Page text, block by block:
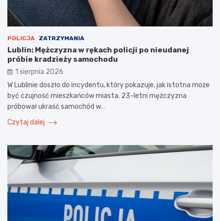
POLICJA ZATRZYMANIA
Lublin: Mężczyzna w rękach policji po nieudanej
próbie kradzieży samochodu
1 sierpnia 2026
W Lublinie doszło do incydentu, który pokazuje, jak istotna może
być czujność mieszkańców miasta. 23-letni mężczyzna
próbował ukraść samochód w…
Czytaj dalej